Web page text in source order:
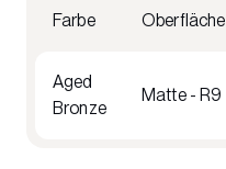
Farbe Oberfläche
Aged
Bronze
Matte - R9